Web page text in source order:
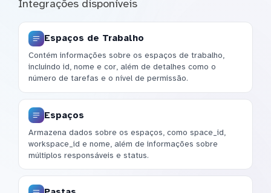
Integrações disponíveis
Espaços de Trabalho
Contém informações sobre os espaços de trabalho,
incluindo id, nome e cor, além de detalhes como o
número de tarefas e o nível de permissão.
Espaços
Armazena dados sobre os espaços, como space_id,
workspace_id e nome, além de informações sobre
múltiplos responsáveis e status.